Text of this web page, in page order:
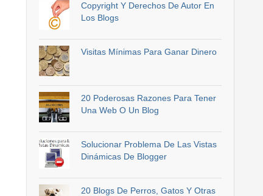
Copyright Y Derechos De Autor En
Los Blogs
Visitas Mínimas Para Ganar Dinero
20 Poderosas Razones Para Tener
Una Web O Un Blog
Solucionar Problema De Las Vistas
Dinámicas De Blogger
20 Blogs De Perros, Gatos Y Otras